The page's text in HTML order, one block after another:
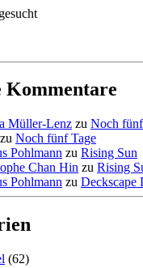
Kommentare
Müller-Lenz zu Noch
zu Noch fünf Tage
Pohlmann zu Rising Sun
Chan Hin zu Rising
Pohlmann zu Deckscape
(62)